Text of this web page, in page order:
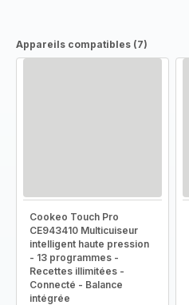
Appareils compatibles (7)
Cookeo Touch Pro
CE943410 Multicuiseur
intelligent haute pression
- 13 programmes -
Recettes illimitées -
Connecté - Balance
intégrée